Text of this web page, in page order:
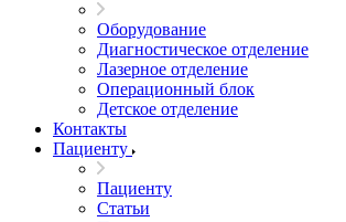
Оборудование
Диагностическое отделение
Лазерное отделение
Операционный блок
Детское отделение
Контакты
Пациенту
Пациенту
Статьи